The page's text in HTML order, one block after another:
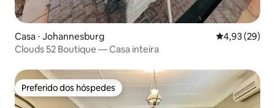
Casa ⋅ Johannesburg 4,93 de uma
4,93 (29)
Clouds 52 Boutique — Casa inteira
Preferido dos hóspedes
Preferido dos hóspedes